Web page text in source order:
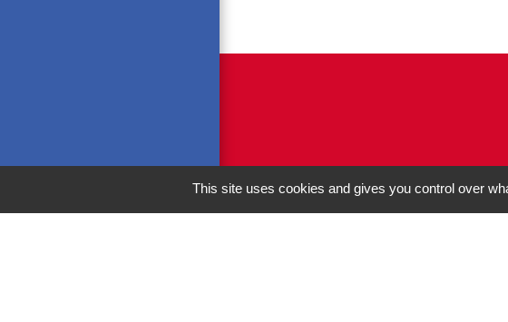
This site uses cookies and gives you control over